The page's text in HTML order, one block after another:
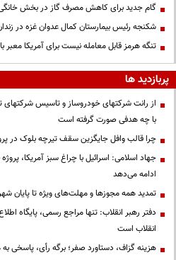
گام جدید برای کاهش مصرف گاز در بخش
شکنجه رئیس بیمارستان کمال عدوان غزه در
تنگه هرمز قابل معامله نیست برای آمریکا معبر
پربازدید ها
از رانت‌ شرکتهای خودروساز و تاسیس شرکتهای
با چه هدفی صورت گرفته است
چرا قالب وافل جایگزین سقف تیرچه بلوک در
جهاد اسلامی: اسرائیل با چراغ سبز آمریکا،
ادامه می‌دهد
تمدید همه مجوزها و مهلت‌های ویژه تا پایان
دفتر رهبر انقلاب: تنها مراجع رسمی، پایگاه
انقلاب است
هزینه گزاف، دستاورد صفر؛ برگه رأی، پاسخی